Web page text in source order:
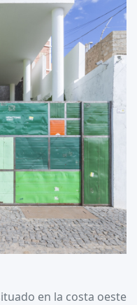
en la costa oeste